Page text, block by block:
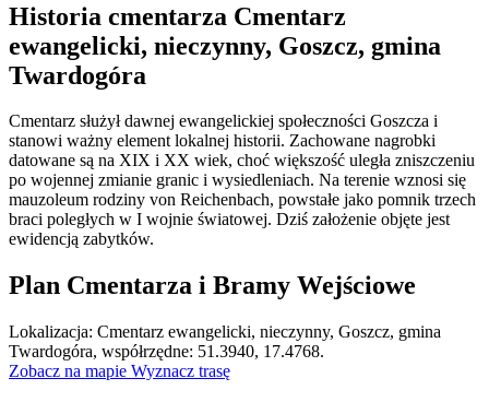
Historia cmentarza Cmentarz
ewangelicki, nieczynny, Goszcz, gmina
Twardogóra
Cmentarz służył dawnej ewangelickiej społeczności Goszcza i
stanowi ważny element lokalnej historii. Zachowane nagrobki
datowane są na XIX i XX wiek, choć większość uległa zniszczeniu
po wojennej zmianie granic i wysiedleniach. Na terenie wznosi się
mauzoleum rodziny von Reichenbach, powstałe jako pomnik trzech
braci poległych w I wojnie światowej. Dziś założenie objęte jest
ewidencją zabytków.
Plan Cmentarza i Bramy Wejściowe
Cmentarz ewangelicki, nieczynny, Goszcz, gmina
Twardogóra
×
+
−
Lokalizacja: Cmentarz ewangelicki, nieczynny, Goszcz, gmina
Twardogóra, współrzędne: 51.3940, 17.4768.
Zobacz na mapie Wyznacz trasę